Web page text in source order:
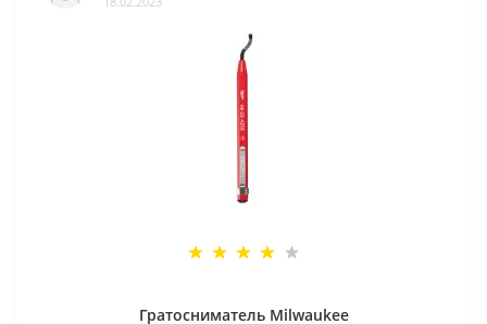
Гратосниматель Milwaukee